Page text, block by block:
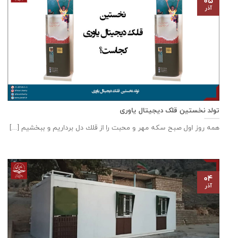
تولد نخستین قلک دیجیتال یاوری
همه روز اول صبح سكه مهر و محبت را از قلك دل برداريم و ببخشيم [...]
آذر
۰۴
آذر